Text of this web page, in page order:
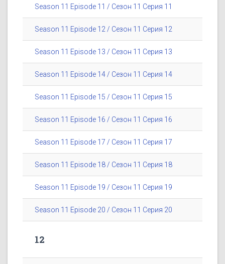
Season 11 Episode 11 / Сезон 11 Серия 11
Season 11 Episode 12 / Сезон 11 Серия 12
Season 11 Episode 13 / Сезон 11 Серия 13
Season 11 Episode 14 / Сезон 11 Серия 14
Season 11 Episode 15 / Сезон 11 Серия 15
Season 11 Episode 16 / Сезон 11 Серия 16
Season 11 Episode 17 / Сезон 11 Серия 17
Season 11 Episode 18 / Сезон 11 Серия 18
Season 11 Episode 19 / Сезон 11 Серия 19
Season 11 Episode 20 / Сезон 11 Серия 20
12